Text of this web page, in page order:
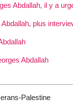
Abdallah, il y a
plus
Abdallah
Palestine